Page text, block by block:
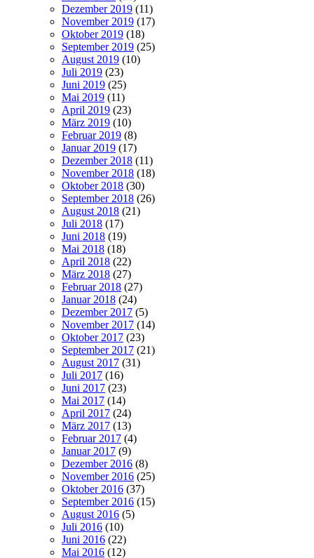
Dezember 2019 (11)
November 2019 (17)
Oktober 2019 (18)
September 2019 (25)
August 2019 (10)
Juli 2019 (23)
Juni 2019 (25)
Mai 2019 (11)
April 2019 (23)
März 2019 (10)
Februar 2019 (8)
Januar 2019 (17)
Dezember 2018 (11)
November 2018 (18)
Oktober 2018 (30)
September 2018 (26)
August 2018 (21)
Juli 2018 (17)
Juni 2018 (19)
Mai 2018 (18)
April 2018 (22)
März 2018 (27)
Februar 2018 (27)
Januar 2018 (24)
Dezember 2017 (5)
November 2017 (14)
Oktober 2017 (23)
September 2017 (21)
August 2017 (31)
Juli 2017 (16)
Juni 2017 (23)
Mai 2017 (14)
April 2017 (24)
März 2017 (13)
Februar 2017 (4)
Januar 2017 (9)
Dezember 2016 (8)
November 2016 (25)
Oktober 2016 (37)
September 2016 (15)
August 2016 (5)
Juli 2016 (10)
Juni 2016 (22)
Mai 2016 (12)